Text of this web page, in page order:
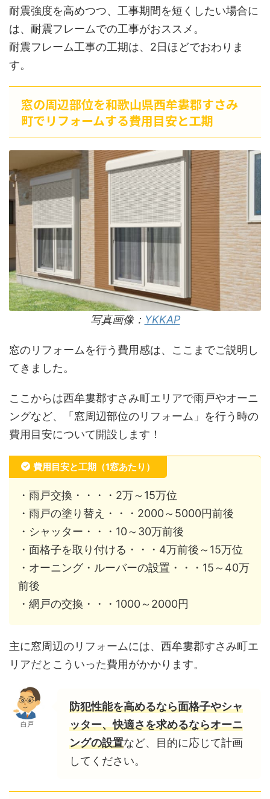
耐震強度を高めつつ、工事期間を短くしたい場合に
は、耐震フレームでの工事がおススメ。
耐震フレーム工事の工期は、2日ほどでおわりま
す。
窓の周辺部位を和歌山県西牟婁郡すさみ
町でリフォームする費用目安と工期
写真画像： YKKAP
窓のリフォームを行う費用感は、ここまでご説明し
てきました。
ここからは西牟婁郡すさみ町エリアで雨戸やオーニ
ングなど、「窓周辺部位のリフォーム」を行う時の
費用目安について開設します！
費用目安と工期（1窓あたり）
・雨戸交換・・・・2万～15万位
・雨戸の塗り替え・・・2000～5000円前後
・シャッター・・・10～30万前後
・面格子を取り付ける・・・4万前後～15万位
・オーニング・ルーバーの設置・・・15～40万
前後
・網戸の交換・・・1000～2000円
主に窓周辺のリフォームには、西牟婁郡すさみ町エ
リアだとこういった費用がかかります。
白戸
防犯性能を高めるなら面格子やシャ
ッター、快適さを求めるならオーニ
ングの設置など、目的に応じて計画
してください。